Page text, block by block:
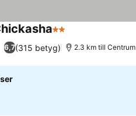
2 Stjärnor
6,7(315 betyg) 2.3 km till Centrum